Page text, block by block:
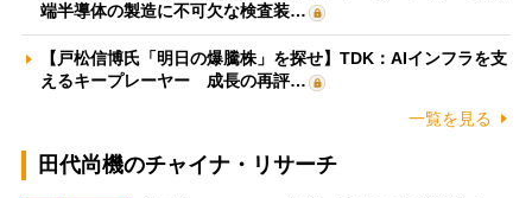
端半導体の製造に不可欠な検査装…
【戸松信博氏「明日の爆騰株」を探せ】TDK：AIインフラを支
えるキープレーヤー 成長の再評…
一覧を見る
田代尚機のチャイナ・リサーチ